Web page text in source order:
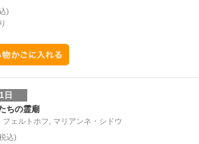
)
日
ちの霊廟
フェルトホフ, マリアンネ・シドウ
込)